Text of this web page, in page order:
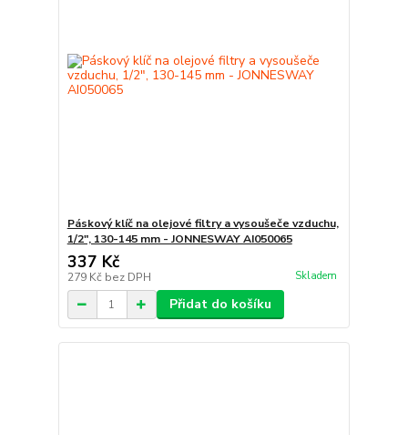
Páskový klíč na olejové filtry a vysoušeče vzduchu,
1/2", 130-145 mm - JONNESWAY AI050065
337 Kč
279 Kč bez DPH Skladem
Přidat do košíku